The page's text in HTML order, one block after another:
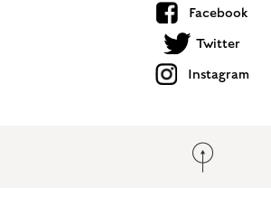
Facebook
Twitter
Instagram